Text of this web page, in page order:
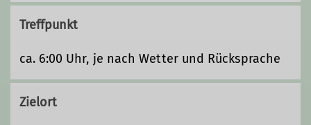
Treffpunkt
ca. 6:00 Uhr, je nach Wetter und Rücksprache
Zielort